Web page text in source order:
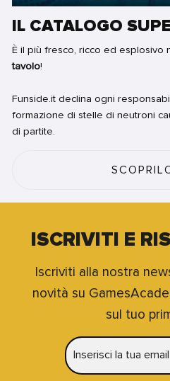
IL CATALOGO
È il più fresco, ricco ed esplosivo
tavolo!
Funside.it declina ogni
formazione di stelle di neutroni
di partite.
ISCRIVITI E
Iscriviti alla nostra
novità su
sul tuo